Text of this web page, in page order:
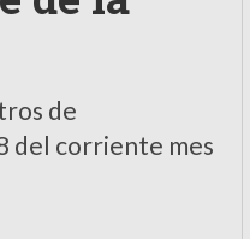
de
del corriente mes